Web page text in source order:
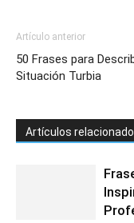
Artículo anterior
50 Frases para
Situación Turbia
Artículos